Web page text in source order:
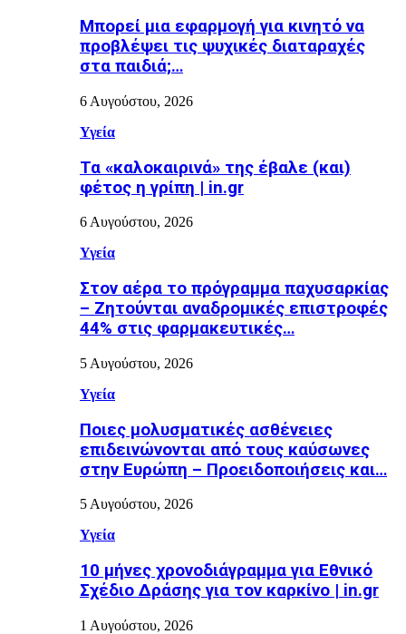
Μπορεί μια εφαρμογή για κινητό να
προβλέψει τις ψυχικές διαταραχές
στα παιδιά;…
6 Αυγούστου, 2026
Υγεία
Τα «καλοκαιρινά» της έβαλε (και)
φέτος η γρίπη | in.gr
6 Αυγούστου, 2026
Υγεία
Στον αέρα το πρόγραμμα παχυσαρκίας
– Ζητούνται αναδρομικές επιστροφές
44% στις φαρμακευτικές…
5 Αυγούστου, 2026
Υγεία
Ποιες μολυσματικές ασθένειες
επιδεινώνονται από τους καύσωνες
στην Ευρώπη – Προειδοποιήσεις και…
5 Αυγούστου, 2026
Υγεία
10 μήνες χρονοδιάγραμμα για Εθνικό
Σχέδιο Δράσης για τον καρκίνο | in.gr
1 Αυγούστου, 2026